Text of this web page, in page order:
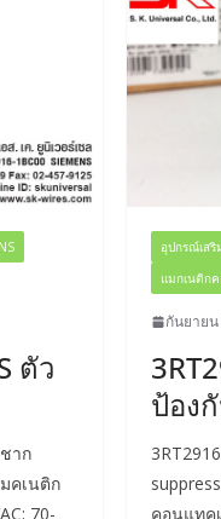
ตัว
าก
คเนติก
70-
อุปกรณ์เสริ
แมกเนติก
กันยายน
ป้อง
คอนแทค